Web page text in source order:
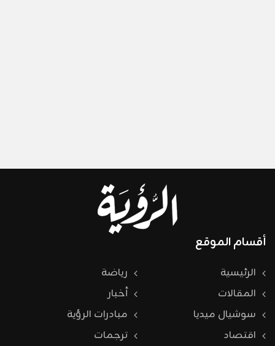
أقسام الموقع
الرئيسية
رياضة
المقالات
أخبار
سوشيال ميديا
مبادرات الرؤية
اقتصاد
ترجمات